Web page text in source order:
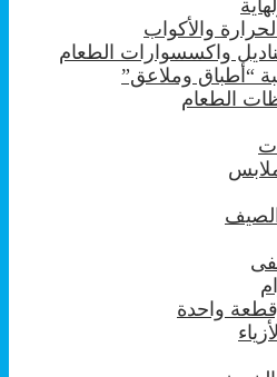
والأكواب
واكسسوارات الطعام
“أطباق وملاعق”
الطعام
واحدة